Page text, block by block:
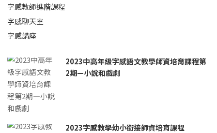
字感教師進階課程
字感聊天室
字感講座
2023中高年級字感語文教學師資培育課程第
2期—小說和戲劇
2023字感教學幼小銜接師資培育課程